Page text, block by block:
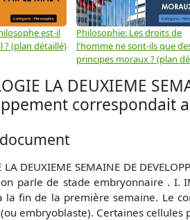
est-il
? (plan détaillé)
Philosophie: Les droits de
l'homme ne sont-ils que
principes moraux ? (plan
LA DEUXIEME
correspondait
LA DEUXIEME SEMAINE DE
parle de stade embryonnaire . I.
la fin de la première semaine. Le
embryoblaste). Certaines